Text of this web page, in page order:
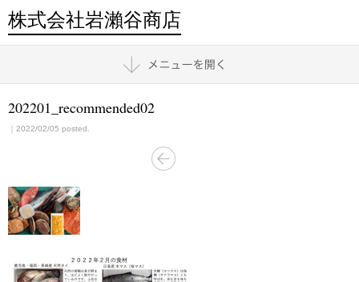
株式会社岩瀨谷商店
202201_recommended02
｜2022/02/05 posted.